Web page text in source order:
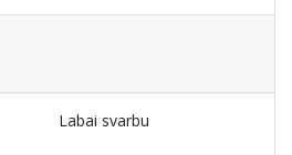
Labai svarbu